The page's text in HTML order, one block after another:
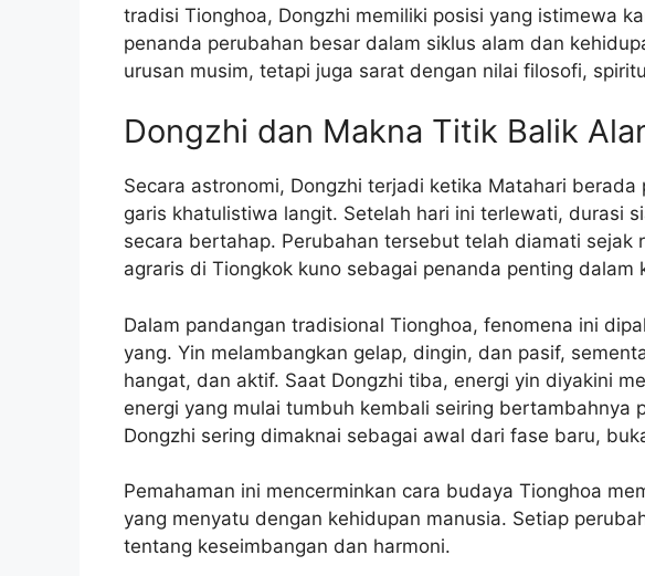
tradisi Tionghoa, Dongzhi memiliki posisi yang istimewa
penanda perubahan besar dalam siklus alam dan
urusan musim, tetapi juga sarat dengan nilai filosofi,
Dongzhi dan Makna Titik Balik
Secara astronomi, Dongzhi terjadi ketika Matahari
garis khatulistiwa langit. Setelah hari ini terlewati, durasi
secara bertahap. Perubahan tersebut telah diamati sejak
agraris di Tiongkok kuno sebagai penanda penting dalam
Dalam pandangan tradisional Tionghoa, fenomena ini
yang. Yin melambangkan gelap, dingin, dan pasif,
hangat, dan aktif. Saat Dongzhi tiba, energi yin diyakini
energi yang mulai tumbuh kembali seiring bertambahnya
Dongzhi sering dimaknai sebagai awal dari fase baru,
Pemahaman ini mencerminkan cara budaya Tionghoa
yang menyatu dengan kehidupan manusia. Setiap
tentang keseimbangan dan harmoni.